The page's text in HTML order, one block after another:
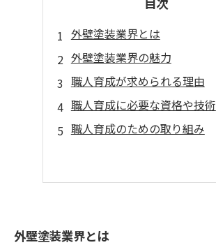
外壁塗装業界とは
外壁塗装業界の魅力
職人育成が求められる理由
職人育成に必要な資格や技術
職人育成のための取り組み
外壁塗装業界とは